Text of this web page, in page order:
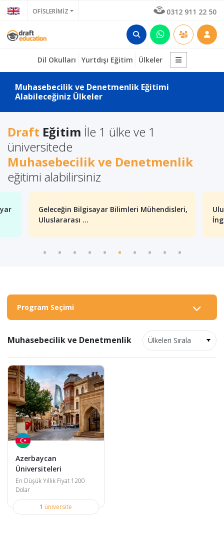
OFİSLERİMİZ 0312 911 22 50
Dil Okulları Yurtdışı Eğitim Ülkeler
Muhasebecilik ve Denetmenlik Eğitimi
Alabileceğiniz Ülkeler
Draft Eğitim İle 1 ülke ve 1
üniversitede
Muhasebecilik ve Denetmenlik
eğitimi alabilirsiniz
Geleceğin Bilgisayar Bilimleri Mühendisleri,
Uluslararası ...
Program Seçimi
Muhasebecilik ve Denetmenlik
Azerbaycan
Üniversiteleri
En Düşük Yıllık Fiyat 1200
Dolar
1 üniversite